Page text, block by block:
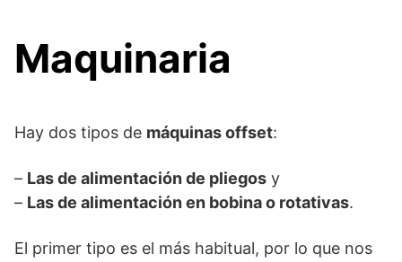
Maquinaria
Hay dos tipos de máquinas offset:
– Las de alimentación de pliegos y
– Las de alimentación en bobina o rotativas.
El primer tipo es el más habitual, por lo que nos